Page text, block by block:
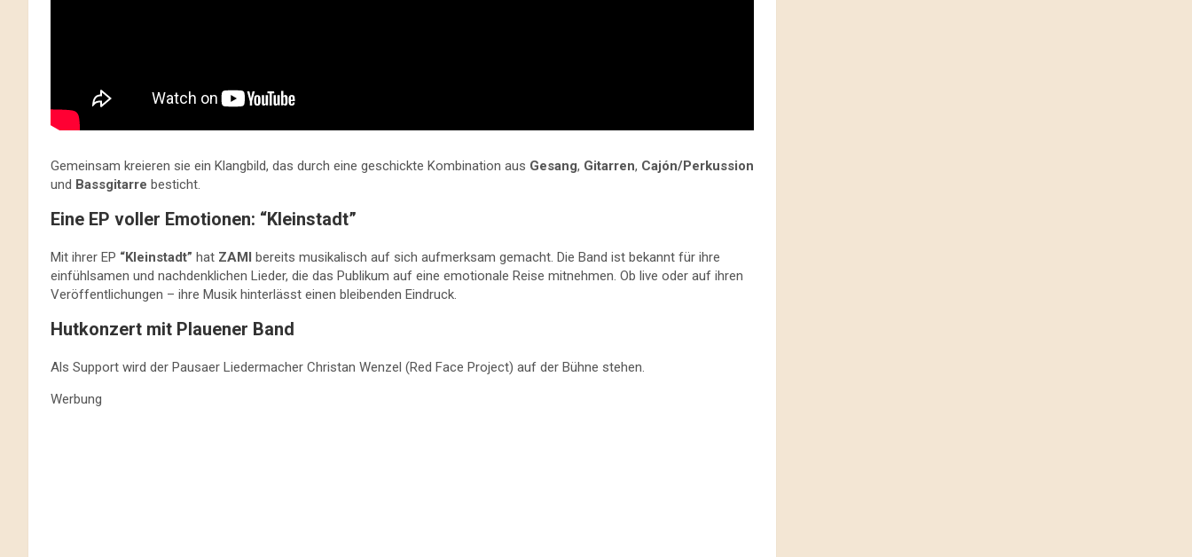
Gemeinsam kreieren sie ein Klangbild, das durch eine geschickte Kombination aus Gesang, Gitarren, Cajón/Perkussion
und Bassgitarre besticht.
Eine EP voller Emotionen: “Kleinstadt”
Mit ihrer EP “Kleinstadt” hat ZAMI bereits musikalisch auf sich aufmerksam gemacht. Die Band ist bekannt für ihre
einfühlsamen und nachdenklichen Lieder, die das Publikum auf eine emotionale Reise mitnehmen. Ob live oder auf ihren
Veröffentlichungen – ihre Musik hinterlässt einen bleibenden Eindruck.
Hutkonzert mit Plauener Band
Als Support wird der Pausaer Liedermacher Christan Wenzel (Red Face Project) auf der Bühne stehen.
Werbung